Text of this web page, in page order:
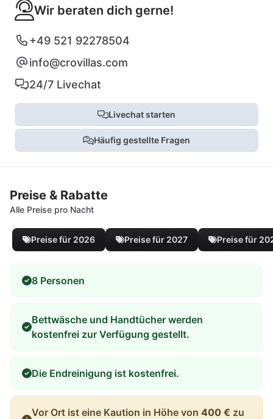
Wir beraten dich gerne!
+49 521 92278504
info@crovillas.com
24/7 Livechat
Livechat starten
Häufig gestellte Fragen
Preise & Rabatte
Alle Preise pro Nacht
Preise für 2026 Preise für 2027 Preise für
8 Personen
Bettwäsche und Handtücher werden
kostenfrei zur Verfügung gestellt.
Die Endreinigung ist kostenfrei.
Vor Ort ist eine Kaution in Höhe von 400 € zu